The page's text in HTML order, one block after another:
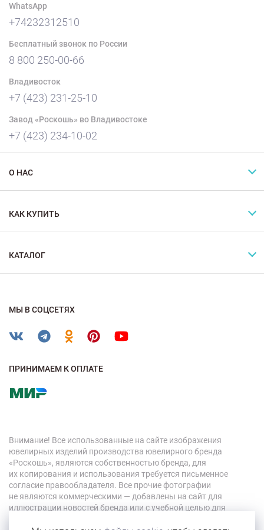
WhatsApp
+74232312510
Бесплатный звонок по России
8 800 250-00-66
Владивосток
+7 (423) 231-25-10
Завод «Роскошь» во Владивостоке
+7 (423) 234-10-02
О НАС
КАК КУПИТЬ
КАТАЛОГ
МЫ В СОЦСЕТЯХ
ПРИНИМАЕМ К ОПЛАТЕ
Внимание! Все использованные на сайте изображения
ювелирных изделий производства ювелирного бренда
«Роскошь», являются собственностью бренда, для
их копирования и использования требуется письменное
согласие правообладателя. Все прочие фотографии
не являются коммерческими — добавлены на сайт для
иллюстрации новостей бренда или с учебной целью для